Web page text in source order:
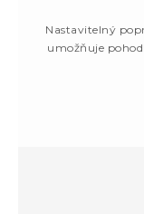
Nastavitelný
umožňuje